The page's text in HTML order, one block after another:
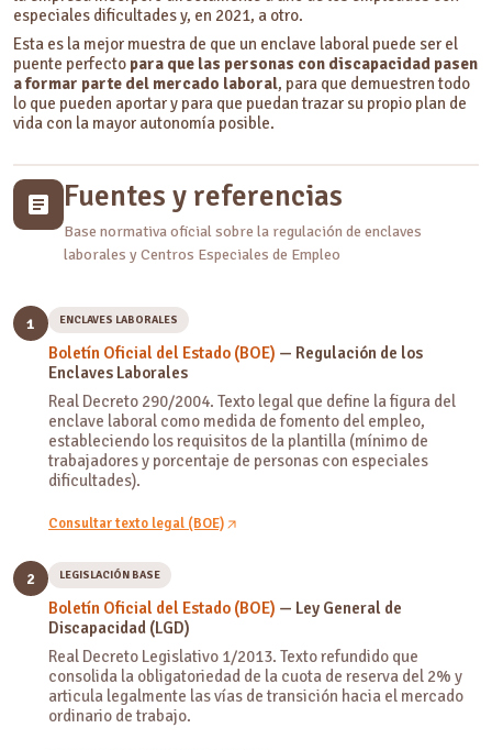
especiales dificultades y, en 2021, a otro.
Esta es la mejor muestra de que un enclave laboral puede ser el
puente perfecto para que las personas con discapacidad pasen
a formar parte del mercado laboral, para que demuestren todo
lo que pueden aportar y para que puedan trazar su propio plan de
vida con la mayor autonomía posible.
Fuentes y referencias
Base normativa oficial sobre la regulación de enclaves
laborales y Centros Especiales de Empleo
1 ENCLAVES LABORALES
Boletín Oficial del Estado (BOE) — Regulación de los
Enclaves Laborales
Real Decreto 290/2004. Texto legal que define la figura del
enclave laboral como medida de fomento del empleo,
estableciendo los requisitos de la plantilla (mínimo de
trabajadores y porcentaje de personas con especiales
dificultades).
Consultar texto legal (BOE)
2 LEGISLACIÓN BASE
Boletín Oficial del Estado (BOE) — Ley General de
Discapacidad (LGD)
Real Decreto Legislativo 1/2013. Texto refundido que
consolida la obligatoriedad de la cuota de reserva del 2% y
articula legalmente las vías de transición hacia el mercado
ordinario de trabajo.